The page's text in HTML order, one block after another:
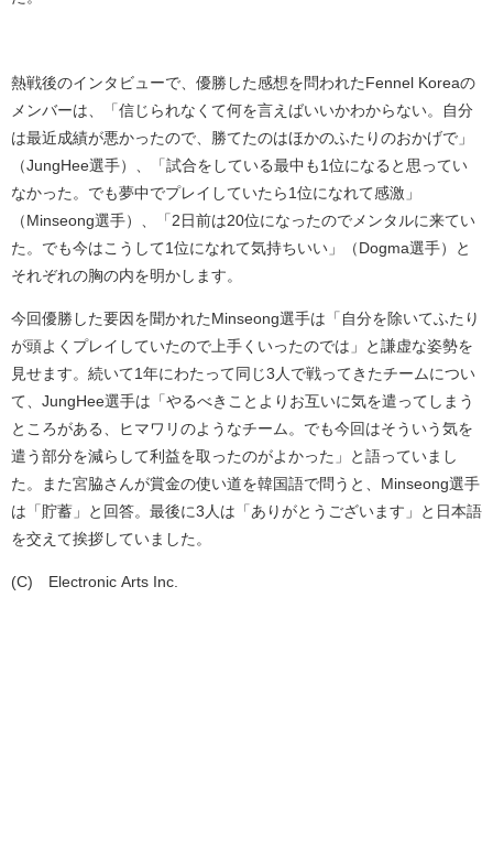
熱戦後のインタビューで、優勝した感想を問われた Fennel Koreaの
メンバーは、「信じられなくて何を言えばいいかわからない。自分
は最近成績が悪かったので、勝てたのはほかのふたりのおかげで」
（JungHee選手）、「試合をしている最中も 1 位になると思ってい
なかった。でも夢中でプレイしていたら 1 位になれて感激」
（ Minseong選手）、「 2 日前は20位になったのでメンタルに来てい
た。でも今はこうして1 位になれて気持ちいい」（ Dogma選手）と
それぞれの胸の内を明かします。
今回優勝した要因を聞かれた Minseong選手は「自分を除いてふたり
が頭よくプレイしていたので上手くいったのでは」と謙虚な姿勢を
見せます。続いて1 年にわたって同じ3 人で戦ってきたチームについ
て、 JungHee選手は「やるべきことよりお互いに気を遣ってしまう
ところがある、ヒマワリのようなチーム。でも今回はそういう気を
遣う部分を減らして利益を取ったのがよかった」と語っていまし
た。また宮脇さんが賞金の使い道を韓国語で問うと、
Minseong選手
は「貯蓄」と回答。最後に3 人は「ありがとうございます」と日本語
を交えて挨拶していました。
(C) ©Electronic Arts Inc.